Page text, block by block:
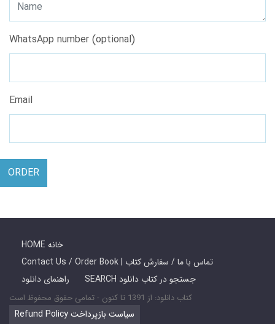
WhatsApp number (optional)
Email
ORDER
HOME خانه
Contact Us / Order Book | تماس با ما / سفارش کتاب
راهنمای دانلود
SEARCH جستجو در کتاب دانلود
کتاب دانلود: از 1391 تا کنون - تمامی حقوق محفوظ است
Refund Policy سیاست بازپرداخت